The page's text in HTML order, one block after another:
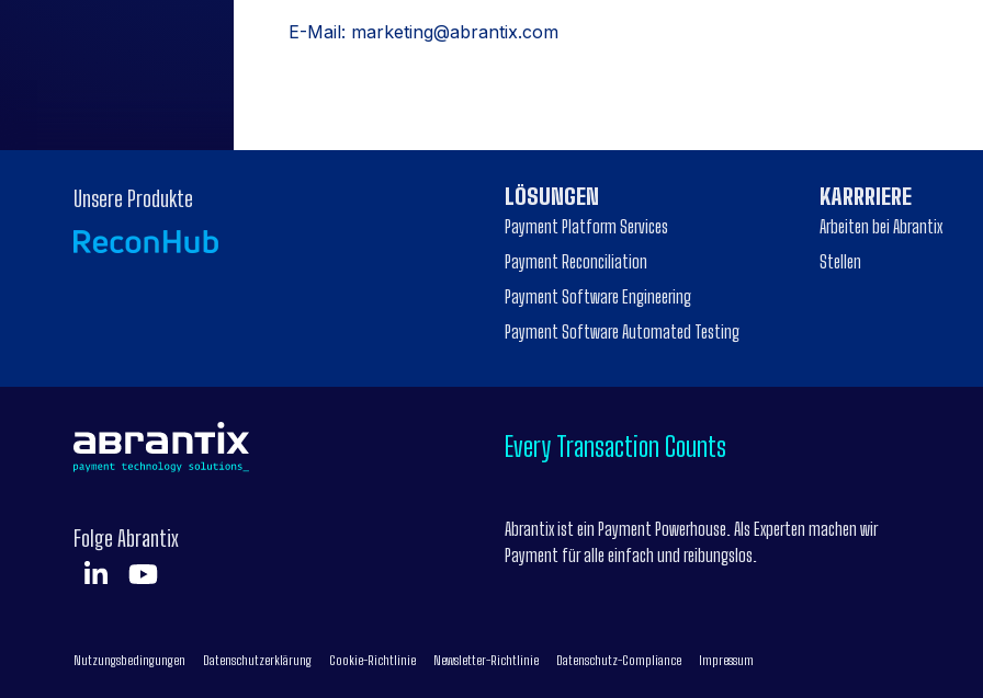
E-Mail: marketing@abrantix.com
Unsere Produkte LÖSUNGEN
Payment Platform Services
Payment Reconciliation
Payment Software Engineering
Payment Software Automated Testing
KARRRIERE
Arbeiten bei Abrantix
Stellen
Folge Abrantix
Every Transaction Counts
Abrantix ist ein Payment Powerhouse. Als Experten machen wir
Payment für alle einfach und reibungslos.
Nutzungsbedingungen Datenschutzerklärung Cookie-Richtlinie Newsletter-Richtlinie Datenschutz-Compliance Impressum